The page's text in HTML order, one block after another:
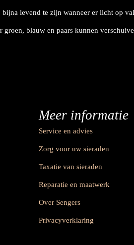
bijna levend te zijn wanneer er licht op
groen, blauw en paars kunnen
Meer informatie
Service en advies
Zorg voor uw sieraden
Taxatie van sieraden
Reparatie en maatwerk
Over Sengers
Privacyverklaring